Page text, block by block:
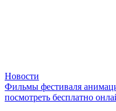
Новости
Фильмы фестиваля
посмотреть бесплатно